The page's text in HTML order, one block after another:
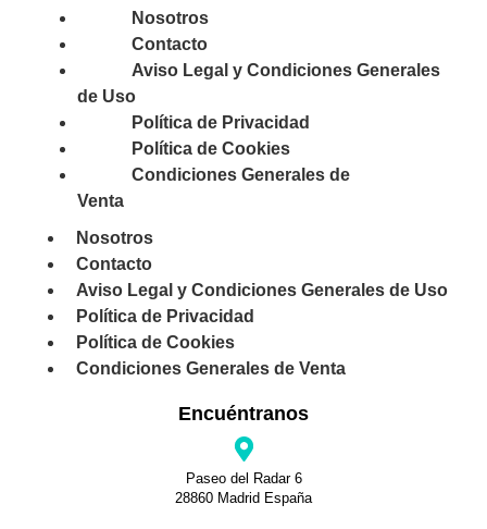
Nosotros
Contacto
Aviso Legal y Condiciones Generales
de Uso
Política de Privacidad
Política de Cookies
Condiciones Generales de
Venta
Nosotros
Contacto
Aviso Legal y Condiciones Generales de Uso
Política de Privacidad
Política de Cookies
Condiciones Generales de Venta
Encuéntranos
Paseo del Radar 6
28860 Madrid España